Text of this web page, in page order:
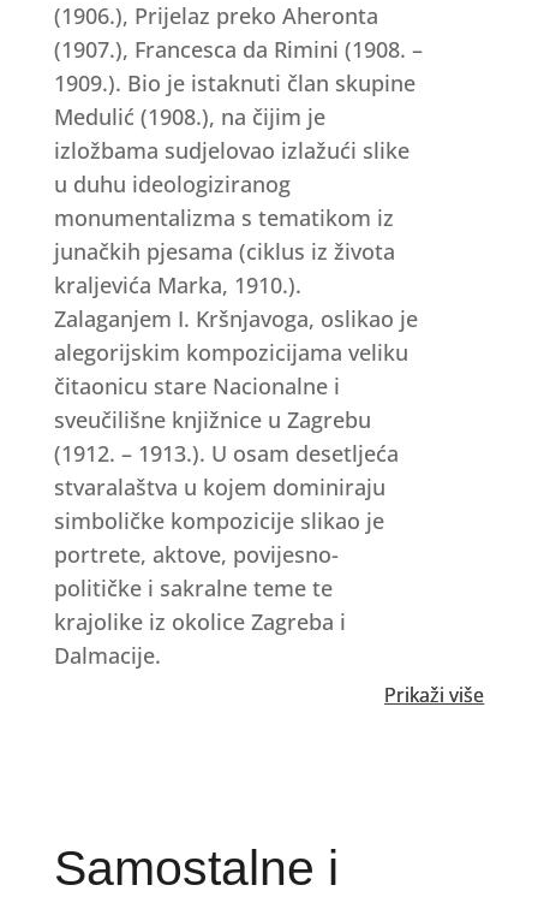
(1906.), Prijelaz preko Aheronta
(1907.), Francesca da Rimini (1908. –
1909.). Bio je istaknuti član skupine
Medulić (1908.), na čijim je
izložbama sudjelovao izlažući slike
u duhu ideologiziranog
monumentalizma s tematikom iz
junačkih pjesama (ciklus iz života
kraljevića Marka, 1910.).
Zalaganjem I. Kršnjavoga, oslikao je
alegorijskim kompozicijama veliku
čitaonicu stare Nacionalne i
sveučilišne knjižnice u Zagrebu
(1912. – 1913.). U osam desetljeća
stvaralaštva u kojem dominiraju
simboličke kompozicije slikao je
portrete, aktove, povijesno-
političke i sakralne teme te
krajolike iz okolice Zagreba i
Dalmacije.
Samostalne i